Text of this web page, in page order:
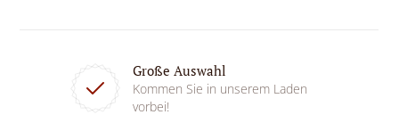
Große Auswahl
Kommen Sie in unserem Laden
vorbei!